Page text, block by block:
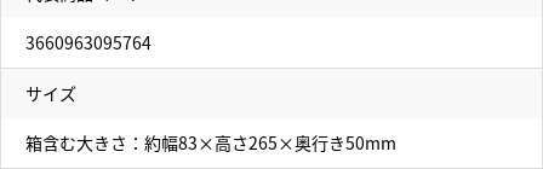
3660963095764
サイズ
箱含む大きさ：約幅83×高さ265×奥行き50mm